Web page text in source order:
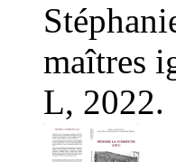
maîtres
L, 2022.